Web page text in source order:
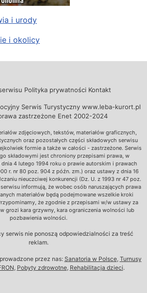
Polityka prywatności Kontakt
Serwis Turystyczny www.leba-kurort.pl
zastrzeżone Enet 2002-2024
zdjęciowych, tekstów, materiałów graficznych,
oraz pozostałych części składowych serwisu
formie a także w całości - zastrzeżone. Serwis
składowymi jest chroniony przepisami prawa, w
4 lutego 1994 roku o prawie autorskim i prawach
r. nr 80 poz. 904 z późn. zm.) oraz ustawy z dnia 16
nieuczciwej konkurencji (Dz. U. z 1993 nr 47 poz.
informują, że wobec osób naruszających prawa
materiałów będą podejmowane wszelkie kroki
że zgodnie z przepisami w/w ustawy za
grozi kara grzywny, kara ograniczenia wolności lub
pozbawienia wolności.
serwis nie ponoszą odpowiedzialności za treść
reklam.
przez nas: Sanatoria w Polsce, Turnusy
, Pobyty zdrowotne, Rehabilitacja dzieci.